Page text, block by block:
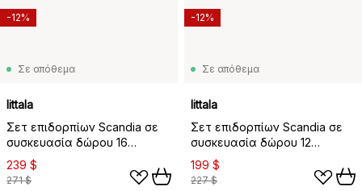
Σε απόθεμα
Iittala
Σετ επιδορπίων Scandia σε
συσκευασία δώρου 16
τεμαχίων, Ανοξείδωτο
ατσάλι
239 $
271 $
-12%
Σε απόθεμα
Iittala
Σετ επιδορπίων Scandia σε
συσκευασία δώρου 12
τεμαχίων, Ανοξείδωτο
ατσάλι
199 $
227 $
-12%